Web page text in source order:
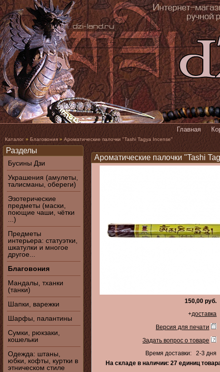
Главная
Каталог » Благовония»Ароматические палочки "Tashi Tagya Incense"
Ароматические палочки "Tashi
150,00 руб.
+доставка
Версия для печати
Задать вопрос о товаре
Время доставки: 2-3 дня
На складе в наличии: 27 единиц
Разделы
Бусины Дзи
Украшения (амулеты,
талисманы, обереги)
Эзотерические
предметы (маски,
поющие чаши, чётки
...)
Предметы
интерьера: статуэтки,
шкатулки и многое
другое...
Благовония
Мандалы, тханки
(танки)
Шапки, варежки
Шарфы, палантины
Сумки, рюкзаки,
кошельки
Одежда: штаны,
юбки, кофты, куртки в
этническом стиле